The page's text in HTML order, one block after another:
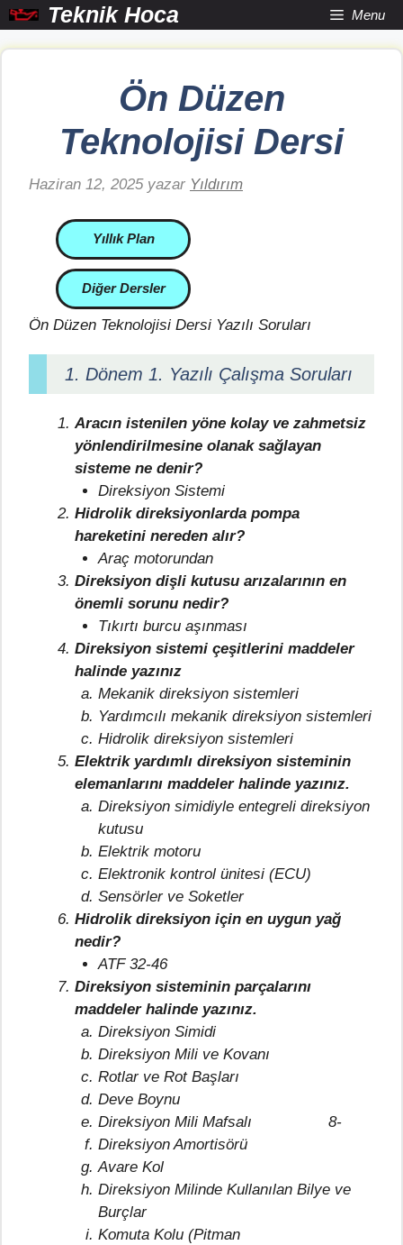
İçeriğe
atla
Teknik Hoca Menu
Ön Düzen
Teknolojisi Dersi
Haziran 12, 2025 yazar Yıldırım
Yıllık Plan
Diğer Dersler
Ön Düzen Teknolojisi Dersi Yazılı Soruları
1. Dönem 1. Yazılı Çalışma Soruları
Aracın istenilen yöne kolay ve zahmetsiz
yönlendirilmesine olanak sağlayan
sisteme ne denir?
Direksiyon Sistemi
Hidrolik direksiyonlarda pompa
hareketini nereden alır?
Araç motorundan
Direksiyon dişli kutusu arızalarının en
önemli sorunu nedir?
Tıkırtı burcu aşınması
Direksiyon sistemi çeşitlerini maddeler
halinde yazınız
Mekanik direksiyon sistemleri
Yardımcılı mekanik direksiyon sistemleri
Hidrolik direksiyon sistemleri
Elektrik yardımlı direksiyon sisteminin
elemanlarını maddeler halinde yazınız.
Direksiyon simidiyle entegreli direksiyon
kutusu
Elektrik motoru
Elektronik kontrol ünitesi (ECU)
Sensörler ve Soketler
Hidrolik direksiyon için en uygun yağ
nedir?
ATF 32-46
Direksiyon sisteminin parçalarını
maddeler halinde yazınız.
Direksiyon Simidi
Direksiyon Mili ve Kovanı
Rotlar ve Rot Başları
Deve Boynu
Direksiyon Mili Mafsalı 8-
Direksiyon Amortisörü
Avare Kol
Direksiyon Milinde Kullanılan Bilye ve
Burçlar
Komuta Kolu (Pitman